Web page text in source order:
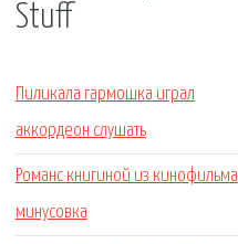
Stuff
Пиликала гармошка играл
аккордеон слушать
Романс книгиной из кинофильма
минусовка